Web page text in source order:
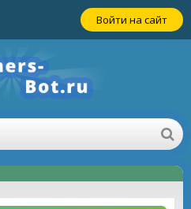
Войти на сайт